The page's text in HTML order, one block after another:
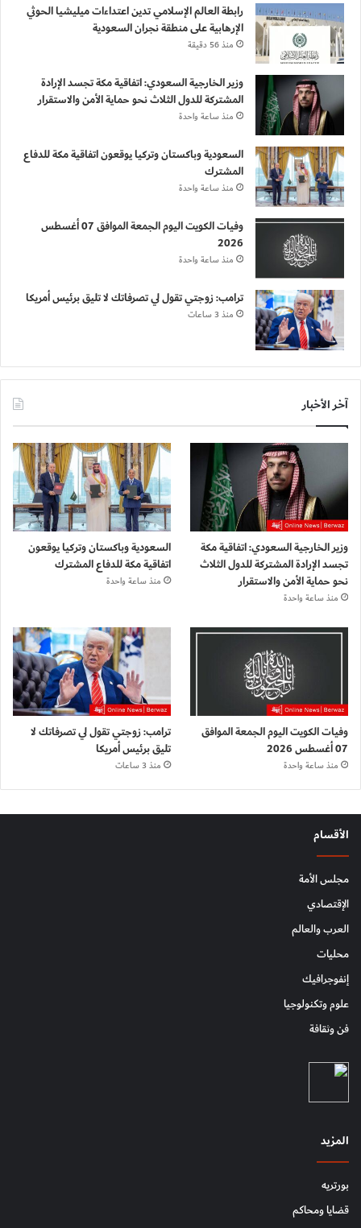
رابطة العالم الإسلامي تدين اعتداءات ميليشيا الحوثي
الإرهابية على منطقة نجران السعودية
منذ 56 دقيقة
وزير الخارجية السعودي: اتفاقية مكة تجسد الإرادة
المشتركة للدول الثلاث نحو حماية الأمن والاستقرار
منذ ساعة واحدة
السعودية وباكستان وتركيا يوقعون اتفاقية مكة للدفاع
المشترك
منذ ساعة واحدة
وفيات الكويت اليوم الجمعة الموافق 07 أغسطس
2026
منذ ساعة واحدة
ترامب: زوجتي تقول لي تصرفاتك لا تليق برئيس أمريكا
منذ 3 ساعات
آخر الأخبار
وزير الخارجية السعودي: اتفاقية مكة
تجسد الإرادة المشتركة للدول الثلاث
نحو حماية الأمن والاستقرار
منذ ساعة واحدة
السعودية وباكستان وتركيا يوقعون
اتفاقية مكة للدفاع المشترك
منذ ساعة واحدة
وفيات الكويت اليوم الجمعة الموافق
07 أغسطس 2026
منذ ساعة واحدة
ترامب: زوجتي تقول لي تصرفاتك لا
تليق برئيس أمريكا
منذ 3 ساعات
الأقسام
مجلس الأمة
الإقتصادي
العرب والعالم
محليات
إنفوجرافيك
علوم وتكنولوجيا
فن وثقافة
المزيد
بورتريه
قضايا ومحاكم